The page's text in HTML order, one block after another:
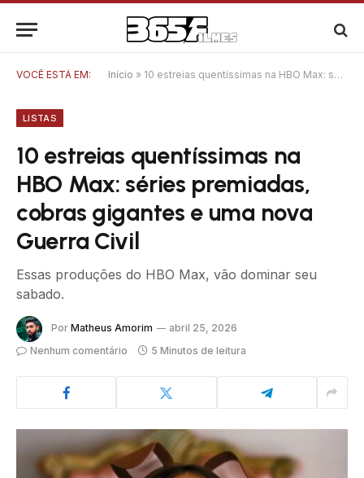
VOCÊ ESTÁ EM: Início » 10 estreias quentíssimas na HBO Max: séries premiadas, cobras gigantes e uma nova Guerra Civil
LISTAS
10 estreias quentíssimas na
HBO Max: séries premiadas,
cobras gigantes e uma nova
Guerra Civil
Essas produções do HBO Max, vão dominar seu
sabado.
Por Matheus Amorim
abril 25, 2026
Nenhum comentário
5 Minutos de leitura